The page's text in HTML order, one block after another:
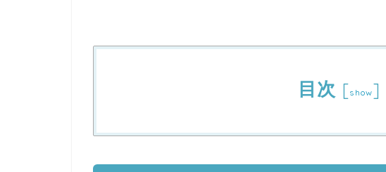
目次 [show]